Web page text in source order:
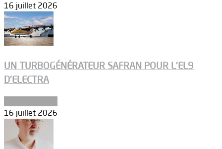
16 juillet 2026
UN TURBOGÉNÉRATEUR SAFRAN POUR L’EL9
D’ELECTRA
16 juillet 2026